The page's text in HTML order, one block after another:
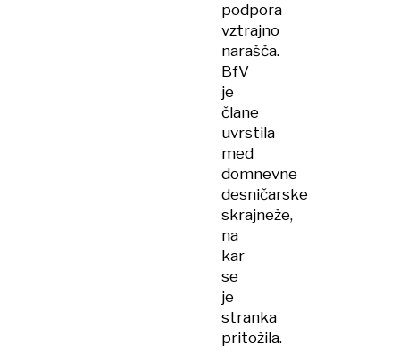
podpora
vztrajno
narašča.
BfV
je
člane
uvrstila
med
domnevne
desničarske
skrajneže,
na
kar
se
je
stranka
pritožila.